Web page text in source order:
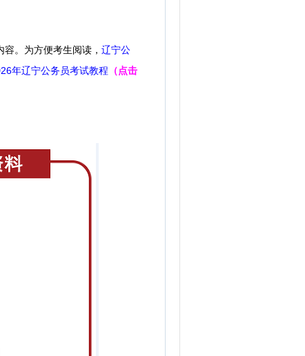
。 为方便考生阅读， 辽宁公
年辽宁公务员考试教程 （点击